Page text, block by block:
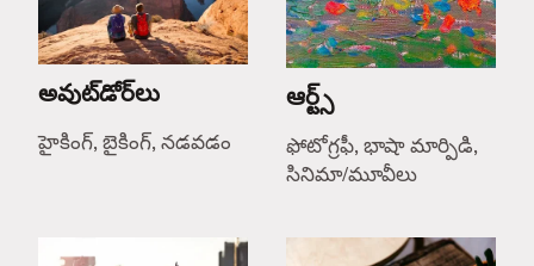
అవుట్‌డోర్‌లు
హైకింగ్, బైకింగ్, నడవడం
ఆర్ట్స్
ఫోటోగ్రఫీ, భాషా మార్పిడి,
సినిమా/మూవీలు